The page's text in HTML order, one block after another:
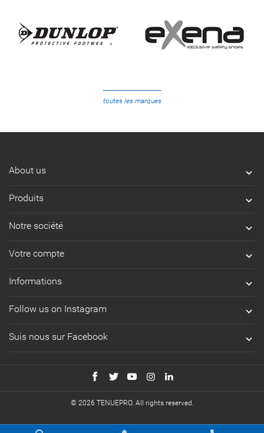
toutes les marques
About us 
Produits 
Notre société 
Votre compte 
Informations 
Follow us on Instagram 
Suis nous sur Facebook 
© 2026 TENUEPRO. All rights reserved.